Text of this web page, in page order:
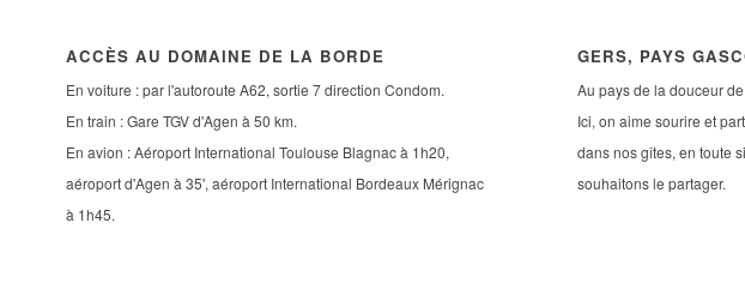
ACCÈS AU DOMAINE DE LA BORDE
En voiture : par l'autoroute A62, sortie 7 direction Condom.
En train : Gare TGV d'Agen à 50 km.
En avion : Aéroport International Toulouse Blagnac à 1h20,
aéroport d'Agen à 35', aéroport International Bordeaux Mérignac
à 1h45.
GERS, PAYS
Au pays de la douceur
Ici, on aime sourire et
dans nos gîtes, en toute
souhaitons le partager.